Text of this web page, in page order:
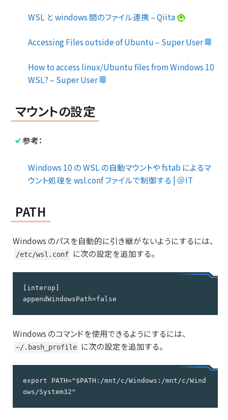
WSL と windows 間のファイル連携 – Qiita
Accessing Files outside of Ubuntu – Super User
How to access linux/Ubuntu files from Windows 10
WSL? – Super User
マウントの設定
参考：
Windows 10 の WSL の自動マウントや fstab によるマ
ウント処理を wsl.conf ファイルで制御する | ＠IT
PATH
Windows のパスを自動的に引き継がないようにするには、
/etc/wsl.conf に次の設定を追加する。
[interop]
appendWindowsPath=false
Windows のコマンドを使用できるようにするには、
~/.bash_profile に次の設定を追加する。
export PATH="$PATH:/mnt/c/Windows:/mnt/c/Wind
ows/System32"